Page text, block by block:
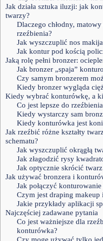
Jak działa sztuka iluzji: jak
twarzy?
Dlaczego chłodny,
rzeźbienia?
Jak wyszczuplić nos
Jak kontur pod kością
Jaką rolę pełni bronzer:
Jak bronzer „spaja”
Czy samym bronzerem
Kiedy bronzer wygląda
Kiedy wybrać konturówkę, a
Co jest lepsze do
Kiedy wystarczy sam
Kiedy konturówka jest
Jak rzeźbić różne kształty
schematu?
Jak wyszczuplić okrągłą
Jak złagodzić rysy
Jak optycznie skrócić twarz
Jak używać bronzera i
Jak połączyć
Czym jest draping
Jakie przykłady aplikacji
Najczęściej zadawane pytania
Co jest ważniejsze dla
konturówka?